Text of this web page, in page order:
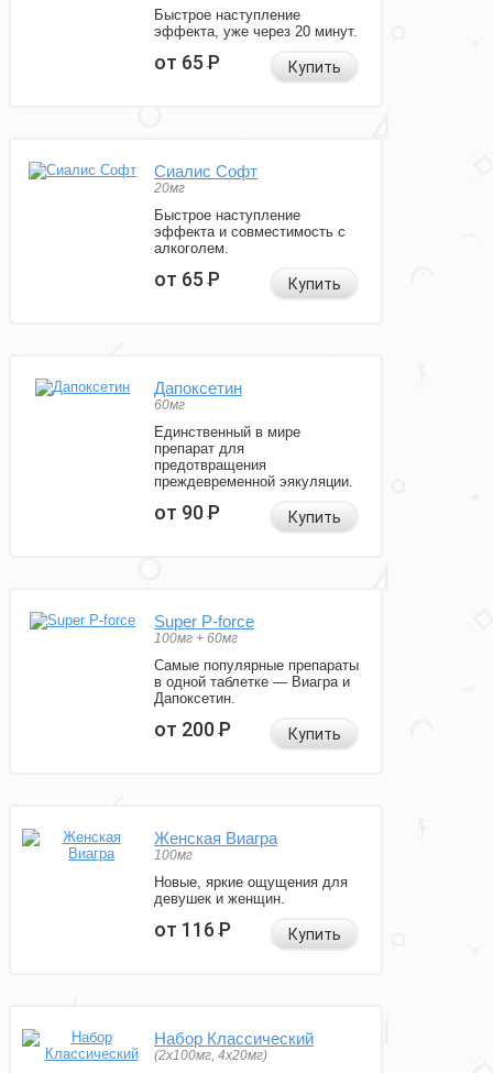
Быстрое наступление
эффекта, уже через 20 минут.
от 65Р Купить
Сиалис Софт
20мг
Быстрое наступление
эффекта и совместимость с
алкоголем.
от 65Р Купить
Дапоксетин
60мг
Единственный в мире
препарат для
предотвращения
преждевременной эякуляции.
от 90Р Купить
Super P-force
100мг + 60мг
Самые популярные препараты
в одной таблетке — Виагра и
Дапоксетин.
от 200Р Купить
Женская Виагра
100мг
Новые, яркие ощущения для
девушек и женщин.
от 116Р Купить
Набор Классический
(2x100мг, 4x20мг)